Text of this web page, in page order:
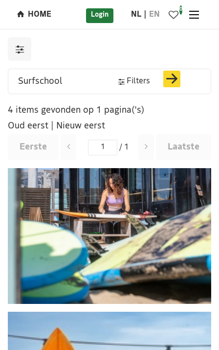
HOME Login NL EN
0
Filters
4 items gevonden op 1 pagina('s)
Oud eerst
Nieuw eerst
Eerste / 1 Laatste